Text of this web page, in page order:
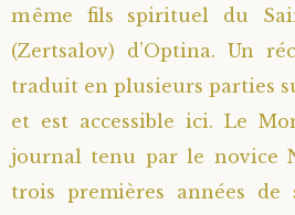
Saint Seraphim de Vyritsa
Saint Serge de Radonège
Saint Siméon (Jelnine)
Bienheureuses et Staritsas
Bienheureuse
Bienheureuse Maria
Geronda Grigorios de
Archimandrite Hippolyte
même fils spirituel du
(Zertsalov) d’Optina. Un
traduit en plusieurs parties
et est accessible ici. Le
journal tenu par le novice
trois premières années de